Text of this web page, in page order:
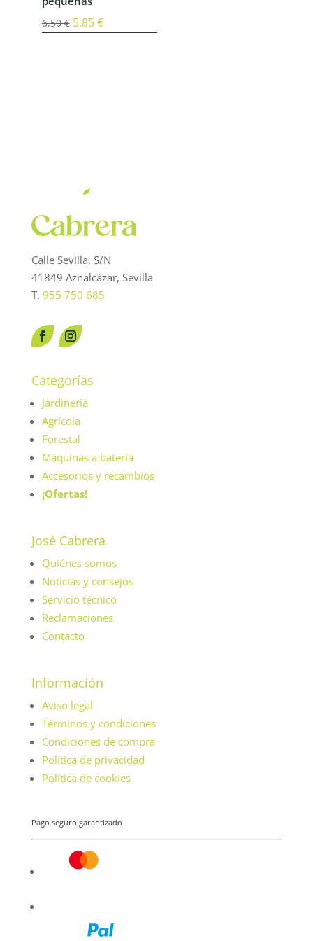
6,50€ El
5,85€El
Calle Sevilla, S/N
41849 Aznalcázar, Sevilla
T. 955 750 685
Categorías
Jardinería
Agrícola
Forestal
Máquinas a batería
Accesorios y recambios
¡Ofertas!
José Cabrera
Quiénes somos
Noticias y consejos
Servicio técnico
Reclamaciones
Contacto
Información
Aviso legal
Términos y condiciones
Condiciones de compra
Política de privacidad
Política de cookies
Pago seguro garantizado